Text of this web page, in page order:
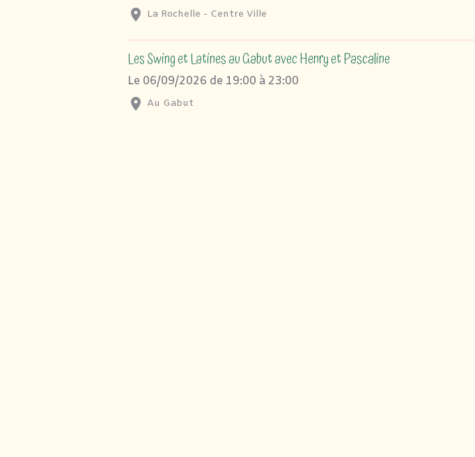
La Rochelle - Centre Ville
Les Swing et Latines au Gabut avec Henry et Pascaline
Le 06/09/2026 de 19:00 à 23:00
Au Gabut